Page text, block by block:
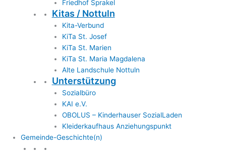
Friedhof Sprakel
Kitas / Nottuln
Kita-Verbund
KiTa St. Josef
KiTa St. Marien
KiTa St. Maria Magdalena
Alte Landschule Nottuln
Unterstützung
Sozialbüro
KAI e.V.
OBOLUS – Kinderhauser SozialLaden
Kleiderkaufhaus Anziehungspunkt
Gemeinde-Geschichte(n)